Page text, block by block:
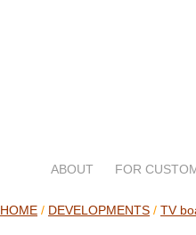
ABOUT FOR
HOME / DEVELOPMENTS / TV